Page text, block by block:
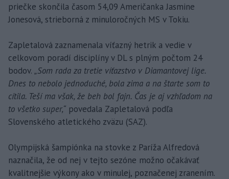
priečke skončila časom 54,09 Američanka Jasmine
Jonesová, strieborná z minuloročných MS v Tokiu.
Zapletalová zaznamenala víťazný hetrik a vedie v
celkovom poradí disciplíny v DL s plným počtom 24
bodov. „Som rada za tretie víťazstvo v Diamantovej lige.
Dnes to nebolo jednoduché, bola zima a na štarte som to
cítila. Teší ma však, že beh bol fajn. Čas je aj vzhľadom na
to všetko super,“ povedala Zapletalová podľa
Slovenského atletického zväzu (SAZ).
Olympijská šampiónka na stovke z Paríža Alfredová
naznačila, že od nej v tejto sezóne možno očakávať
kvalitnejšie výkony ako v minulej, poznačenej zranením.